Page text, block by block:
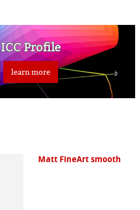
ICC Profile
learn more
Matt FineArt smooth